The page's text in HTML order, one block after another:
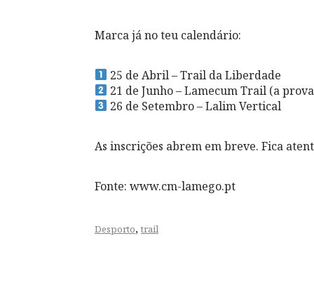
Marca já no teu calendário:
25 de Abril – Trail da Liberdade
21 de Junho – Lamecum Trail (a
26 de Setembro – Lalim Vertical
As inscrições abrem em breve. Fica
Fonte: www.cm-lamego.pt
Desporto, trail